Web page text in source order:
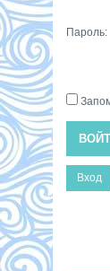
Пароль:
Вход